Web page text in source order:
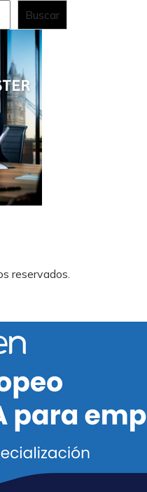
Buscar
reservados.